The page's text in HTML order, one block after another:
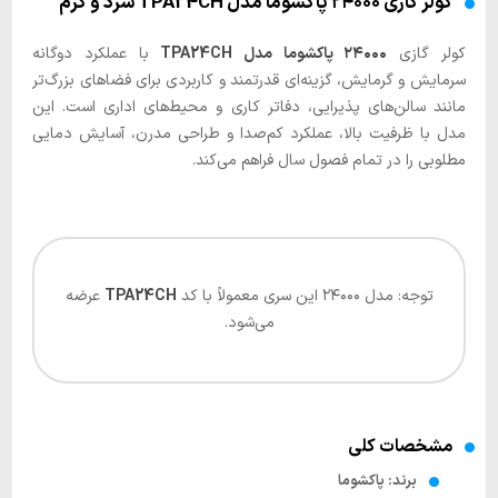
کولر گازی ۲۴۰۰۰ پاکشوما مدل TPA24CH
با عملکرد دوگانه
سرمایش و گرمایش، گزینه‌ای قدرتمند و کاربردی برای فضاهای بزرگ‌تر
مانند سالن‌های پذیرایی، دفاتر کاری و محیط‌های اداری است. این
مدل با ظرفیت بالا، عملکرد کم‌صدا و طراحی مدرن، آسایش دمایی
مطلوبی را در تمام فصول سال فراهم می‌کند.
توجه: مدل ۲۴۰۰۰ این سری معمولاً با کد TPA24CH عرضه
می‌شود.
مشخصات کلی
برند: پاکشوما